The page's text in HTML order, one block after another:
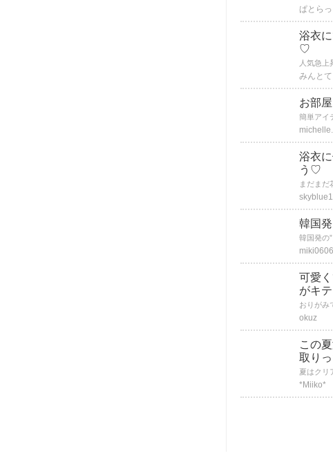
ぱとら
浴衣
♡
みんと
お部
簡単アイ
浴衣
う♡
韓国
miki0606
可愛
がキテ
okuz
この
取り
*Miiko*